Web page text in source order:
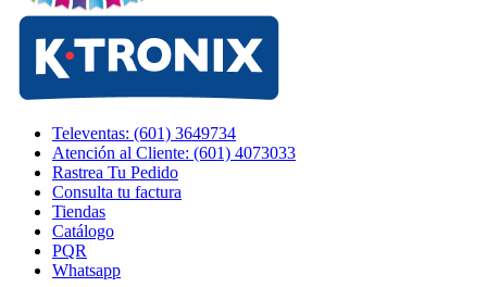
Televentas: (601) 3649734
Atención al Cliente: (601) 4073033
Rastrea Tu Pedido
Consulta tu factura
Tiendas
Catálogo
PQR
Whatsapp